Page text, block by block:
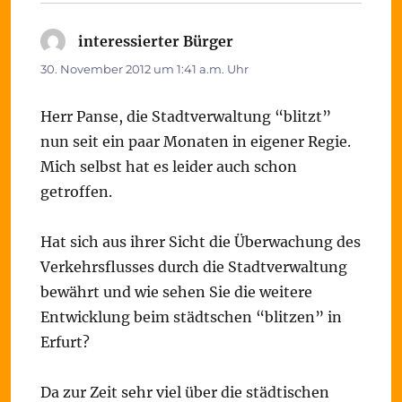
interessierter Bürgersagt:
30. November 2012 um 1:41 a.m. Uhr
Herr Panse, die Stadtverwaltung “blitzt”
nun seit ein paar Monaten in eigener Regie.
Mich selbst hat es leider auch schon
getroffen.
Hat sich aus ihrer Sicht die Überwachung des
Verkehrsflusses durch die Stadtverwaltung
bewährt und wie sehen Sie die weitere
Entwicklung beim städtschen “blitzen” in
Erfurt?
Da zur Zeit sehr viel über die städtischen